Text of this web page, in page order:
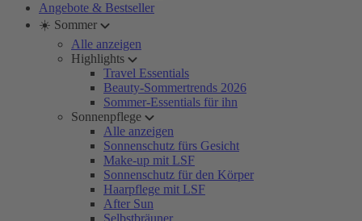
Angebote & Bestseller
☀️ Sommer
Alle anzeigen
Highlights
Travel Essentials
Beauty-Sommertrends 2026
Sommer-Essentials für ihn
Sonnenpflege
Alle anzeigen
Sonnenschutz fürs Gesicht
Make-up mit LSF
Sonnenschutz für den Körper
Haarpflege mit LSF
After Sun
Selbstbräuner